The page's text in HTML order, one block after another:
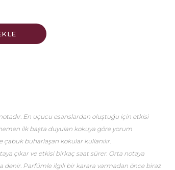
En uçucu esanslardan oluştuğu için etkisi
ilk başta duyulan kokuya göre yorum
buharlaşan kokular kullanılır.
çıkar ve etkisi birkaç saat sürer. Orta notaya
denir. Parfümle ilgili bir karara varmadan önce biraz